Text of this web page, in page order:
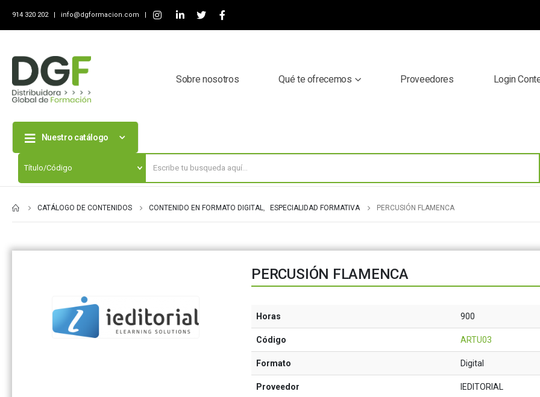
914 320 202 | info@dgformacion.com |
Sobre nosotros Qué te ofrecemos Proveedores Login
Nuestro catálogo
CATÁLOGO DE CONTENIDOS CONTENIDO EN FORMATO DIGITAL, ESPECIALIDAD FORMATIVA PERCUSIÓN FLAMENCA
PERCUSIÓN FLAMENCA
Horas 900
Código ARTU03
Formato Digital
Proveedor IEDITORIAL